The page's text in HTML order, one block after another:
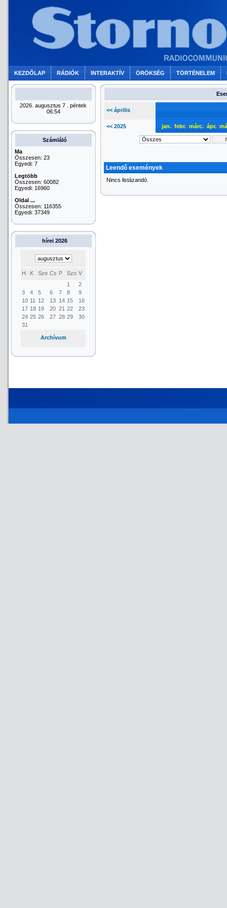
KEZDŐLAP RÁDIÓK INTERAKTÍV ÖRÖKSÉG TÖRTÉNELEM
2026. augusztus 7 . péntek
06:54
Számláló
Ma
Összesen: 23
Egyedi: 7
Legtöbb
Összesen: 60082
Egyedi: 16960
Oldal ...
Összesen: 116355
Egyedi: 37349
hírei 2026
H K Sze Cs P Szo V
1
2
3
4 5 6 7 8
9
10 11 12 13 14 15
16
17 18 19 20 21 22
23
24 25 26 27 28 29
30
31
Archívum
<< április
<< 2025 jan. febr. márc. ápr.
Leendő események
Nincs listázandó.